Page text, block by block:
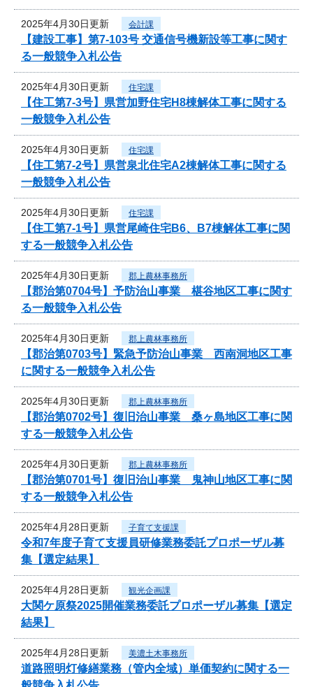
2025年4月30日更新 会計課
【建設工事】第7-103号 交通信号機新設等工事に関す
る一般競争入札公告
2025年4月30日更新 住宅課
【住工第7-3号】県営加野住宅H8棟解体工事に関する
一般競争入札公告
2025年4月30日更新 住宅課
【住工第7-2号】県営泉北住宅A2棟解体工事に関する
一般競争入札公告
2025年4月30日更新 住宅課
【住工第7-1号】県営尾崎住宅B6、B7棟解体工事に関
する一般競争入札公告
2025年4月30日更新 郡上農林事務所
【郡治第0704号】予防治山事業 椹谷地区工事に関す
る一般競争入札公告
2025年4月30日更新 郡上農林事務所
【郡治第0703号】緊急予防治山事業 西南洞地区工事
に関する一般競争入札公告
2025年4月30日更新 郡上農林事務所
【郡治第0702号】復旧治山事業 桑ヶ島地区工事に関
する一般競争入札公告
2025年4月30日更新 郡上農林事務所
【郡治第0701号】復旧治山事業 鬼神山地区工事に関
する一般競争入札公告
2025年4月28日更新 子育て支援課
令和7年度子育て支援員研修業務委託プロポーザル募
集【選定結果】
2025年4月28日更新 観光企画課
大関ケ原祭2025開催業務委託プロポーザル募集【選定
結果】
2025年4月28日更新 美濃土木事務所
道路照明灯修繕業務（管内全域）単価契約に関する一